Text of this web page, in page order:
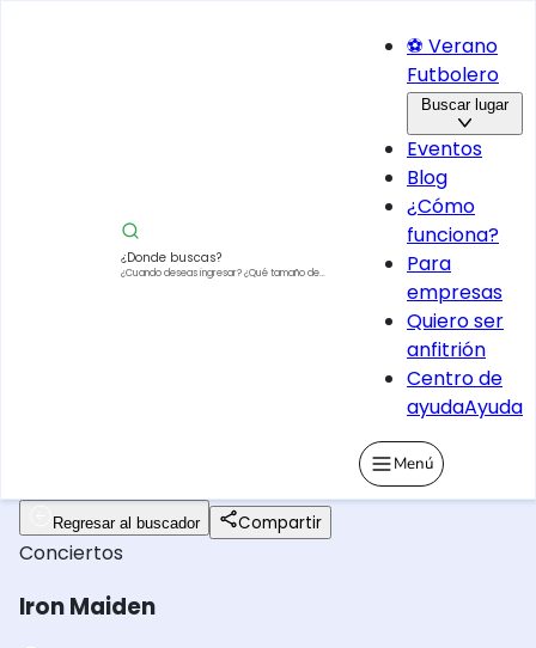
¿Donde buscas?
¿Cuando deseas ingresar?¿Qué tamaño de
⚽ Verano
Futbolero
Buscar lugar
Eventos
Blog
¿Cómo
funciona?
Para
empresas
Quiero ser
anfitrión
Centro de
ayudaAyuda
Menú
Regresar al buscador Compartir
Conciertos
Iron Maiden